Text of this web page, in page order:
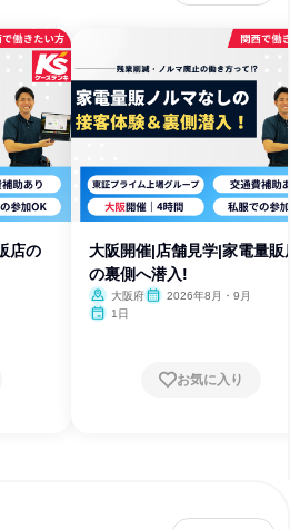
店の
大阪開催|店舗見学|家電量販
の裏側へ潜入!
大阪府
2026年8月・9月
1日
お気に入り